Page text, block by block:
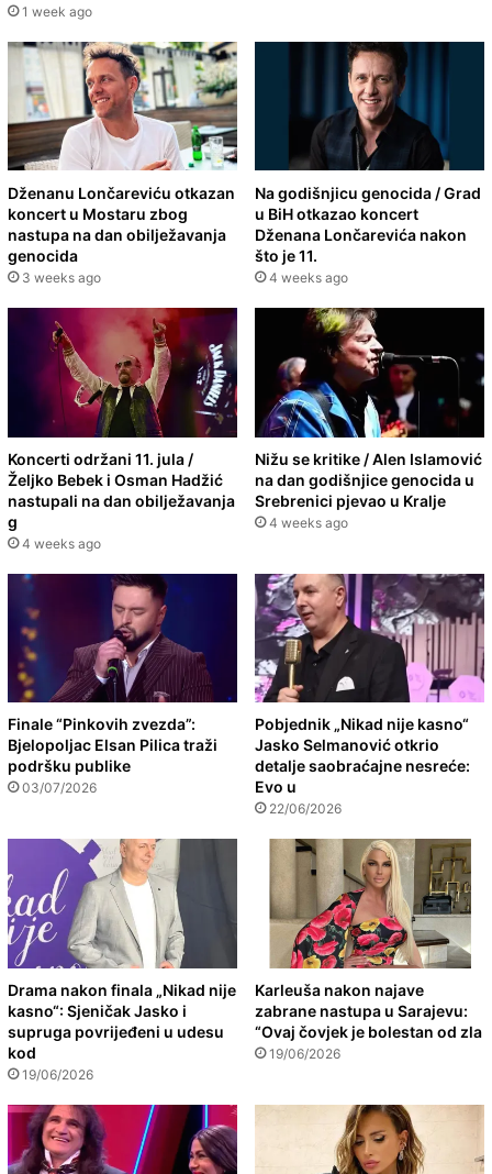
1 week ago
Dženanu Lončareviću otkazan
koncert u Mostaru zbog
nastupa na dan obilježavanja
genocida
3 weeks ago
Na godišnjicu genocida / Grad
u BiH otkazao koncert
Dženana Lončarevića nakon
što je 11.
4 weeks ago
Koncerti održani 11. jula /
Željko Bebek i Osman Hadžić
nastupali na dan obilježavanja
g
4 weeks ago
Nižu se kritike / Alen Islamović
na dan godišnjice genocida u
Srebrenici pjevao u Kralje
4 weeks ago
Finale “Pinkovih zvezda”:
Bjelopoljac Elsan Pilica traži
podršku publike
03/07/2026
Pobjednik „Nikad nije kasno“
Jasko Selmanović otkrio
detalje saobraćajne nesreće:
Evo u
22/06/2026
Drama nakon finala „Nikad nije
kasno“: Sjeničak Jasko i
supruga povrijeđeni u udesu
kod
19/06/2026
Karleuša nakon najave
zabrane nastupa u Sarajevu:
“Ovaj čovjek je bolestan od zla
19/06/2026